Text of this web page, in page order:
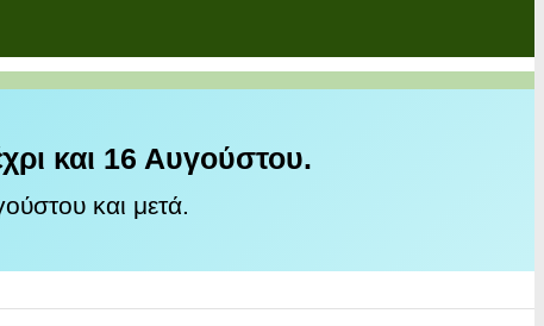
και 16 Αυγούστου.
και μετά.